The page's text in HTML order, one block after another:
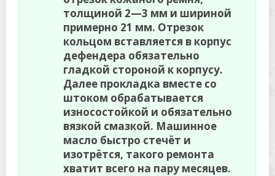
толщиной 2—3 мм и шириной
примерно 21 мм. Отрезок
кольцом вставляется в корпус
дефендера обязательно
гладкой стороной к корпусу.
Далее прокладка вместе со
штоком обрабатывается
износостойкой и обязательно
вязкой смазкой. Машинное
масло быстро стечёт и
изотрётся, такого ремонта
хватит всего на пару месяцев.